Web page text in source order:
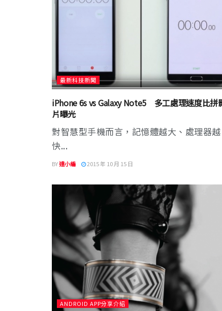
最新科技新聞
iPhone 6s vs Galaxy Note5 多工處理速度比拼
片曝光
對智慧型手機而言，記憶體越大、處理器越
快...
BY達小編 2015 年 10 月 15 日
ANDROID APP分享介紹